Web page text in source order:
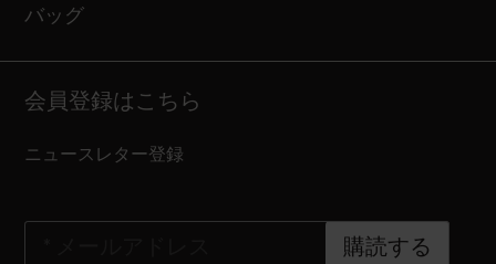
バッグ
会員登録はこちら
ニュースレター登録
購読する